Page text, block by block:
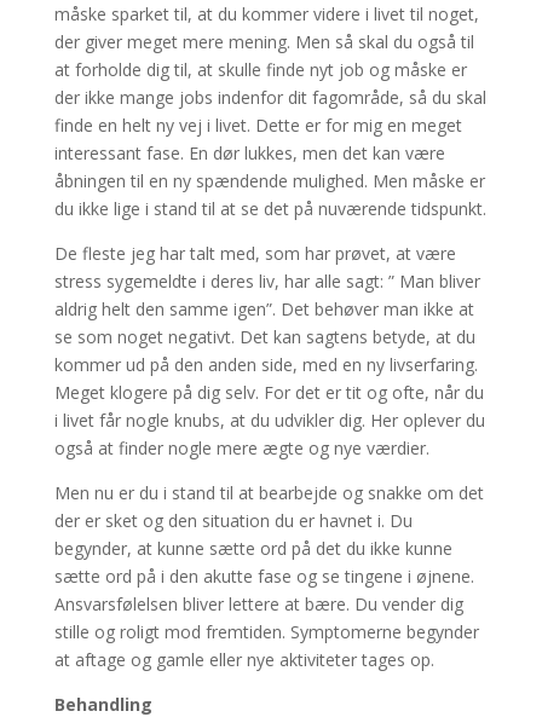
måske sparket til, at du kommer videre i livet til noget,
der giver meget mere mening. Men så skal du også til
at forholde dig til, at skulle finde nyt job og måske er
der ikke mange jobs indenfor dit fagområde, så du skal
finde en helt ny vej i livet. Dette er for mig en meget
interessant fase. En dør lukkes, men det kan være
åbningen til en ny spændende mulighed. Men måske er
du ikke lige i stand til at se det på nuværende tidspunkt.
De fleste jeg har talt med, som har prøvet, at være
stress sygemeldte i deres liv, har alle sagt: ” Man bliver
aldrig helt den samme igen”. Det behøver man ikke at
se som noget negativt. Det kan sagtens betyde, at du
kommer ud på den anden side, med en ny livserfaring.
Meget klogere på dig selv. For det er tit og ofte, når du
i livet får nogle knubs, at du udvikler dig. Her oplever du
også at finder nogle mere ægte og nye værdier.
Men nu er du i stand til at bearbejde og snakke om det
der er sket og den situation du er havnet i. Du
begynder, at kunne sætte ord på det du ikke kunne
sætte ord på i den akutte fase og se tingene i øjnene.
Ansvarsfølelsen bliver lettere at bære. Du vender dig
stille og roligt mod fremtiden. Symptomerne begynder
at aftage og gamle eller nye aktiviteter tages op.
Behandling